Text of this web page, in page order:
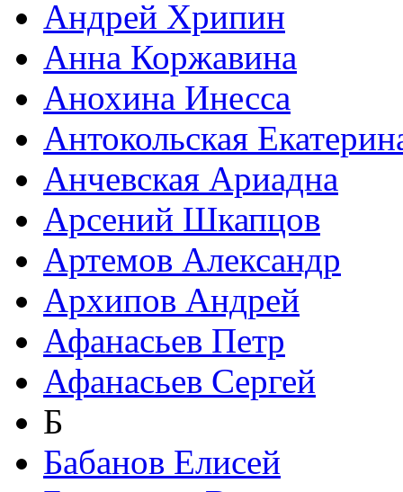
Андрей Хрипин
Анна Коржавина
Анохина Инесса
Антокольская
Анчевская Ариадна
Арсений Шкапцов
Артемов Александр
Архипов Андрей
Афанасьев Петр
Афанасьев Сергей
Б
Бабанов Елисей